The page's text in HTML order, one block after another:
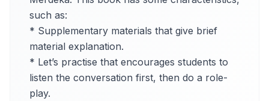
such as:
* Supplementary materials that give brief
material explanation.
* Let’s practise that encourages students to
listen the conversation first, then do a role-
play.